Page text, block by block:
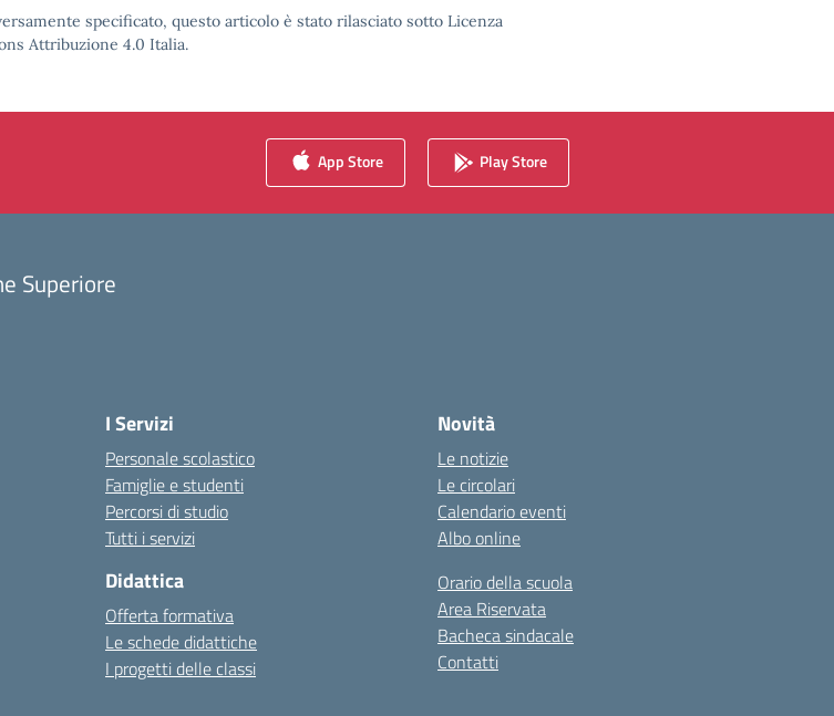
specificato, questo articolo è stato rilasciato sotto Licenza
Attribuzione 4.0 Italia.
App Store Play Store
Superiore
I Servizi
Personale scolastico
Famiglie e studenti
Percorsi di studio
Tutti i servizi
Didattica
Offerta formativa
Le schede didattiche
I progetti delle classi
Novità
Le notizie
Le circolari
Calendario eventi
Albo online
Orario della scuola
Area Riservata
Bacheca sindacale
Contatti